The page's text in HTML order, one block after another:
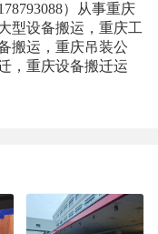
）从事重庆
型设备搬运，重庆工
搬运，重庆吊装公
，重庆设备搬迁运